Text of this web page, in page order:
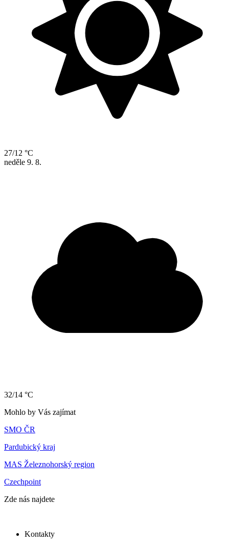
27/12 °C
neděle 9. 8.
32/14 °C
Mohlo by Vás zajímat
SMO ČR
Pardubický kraj
MAS Železnohorský region
Czechpoint
Zde nás najdete
Kontakty